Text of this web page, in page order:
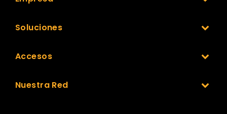
Soluciones
Accesos
Nuestra Red